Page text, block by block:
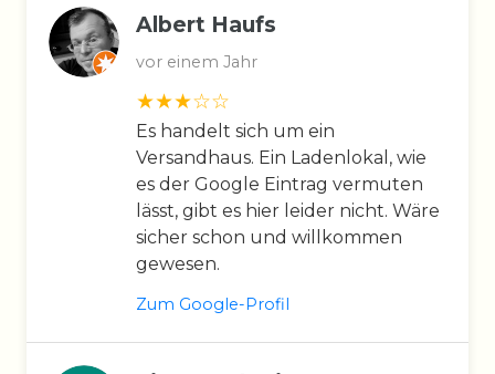
Albert Haufs
vor einem Jahr
Es handelt sich um ein
Versandhaus. Ein Ladenlokal, wie
es der Google Eintrag vermuten
lässt, gibt es hier leider nicht. Wäre
sicher schon und willkommen
gewesen.
Zum Google-Profil